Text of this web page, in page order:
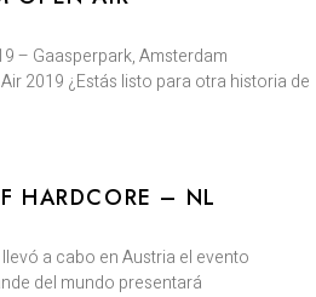
– Gaasperpark, Amsterdam
2019 ¿Estás listo para otra historia de
HARDCORE – NL
a cabo en Austria el evento
del mundo presentará